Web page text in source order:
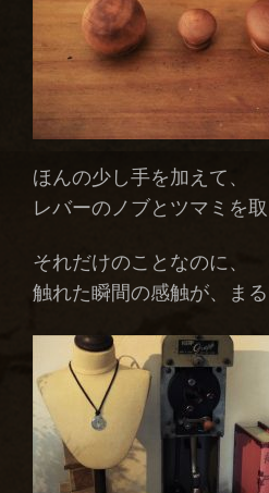
ほんの少し手を加えて、
レバーのノブとツマミを取
それだけのことなのに、
触れた瞬間の感触が、まる